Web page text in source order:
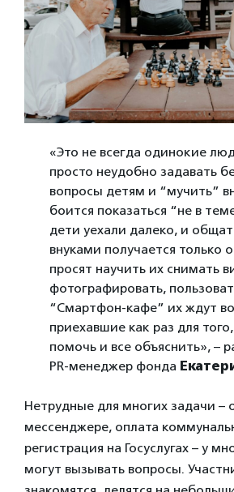
«Это не всегда одинокие
просто неудобно задавать
вопросы детям и “мучить”
боится показаться “не в
дети уехали далеко, и
внуками получается только
просят научить их снимать
фотографировать,
“Смартфон-кафе” их ждут
приехавшие как раз для
помочь и все объяснить», –
PR-менеджер фонда
Нетрудные для многих задачи –
мессенджере, оплата
регистрация на Госуслугах – у
могут вызывать вопросы.